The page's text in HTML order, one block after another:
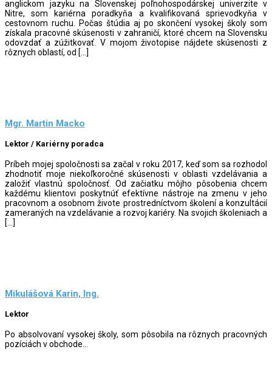
anglickom jazyku na Slovenskej poľnohospodárskej univerzite v
Nitre, som kariérna poradkyňa a kvalifikovaná sprievodkyňa v
cestovnom ruchu. Počas štúdia aj po skončení vysokej školy som
získala pracovné skúsenosti v zahraničí, ktoré chcem na Slovensku
odovzdať a zúžitkovať. V mojom životopise nájdete skúsenosti z
rôznych oblastí, od […]
Mgr. Martin Macko
Lektor / Kariérny poradca
Príbeh mojej spoločnosti sa začal v roku 2017, keď som sa rozhodol
zhodnotiť moje niekoľkoročné skúsenosti v oblasti vzdelávania a
založiť vlastnú spoločnosť. Od začiatku môjho pôsobenia chcem
každému klientovi poskytnúť efektívne nástroje na zmenu v jeho
pracovnom a osobnom živote prostredníctvom školení a konzultácií
zameraných na vzdelávanie a rozvoj kariéry. Na svojich školeniach a
[…]
Mikulášová Karin, Ing.
Lektor
Po absolvovaní vysokej školy, som pôsobila na rôznych pracovných
pozíciách v obchode...